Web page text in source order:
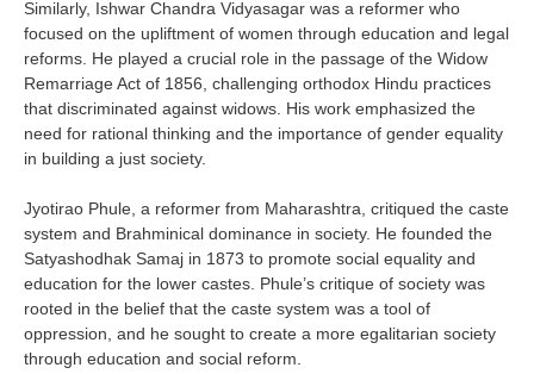
Similarly, Ishwar Chandra Vidyasagar was a reformer who
focused on the upliftment of women through education and legal
reforms. He played a crucial role in the passage of the Widow
Remarriage Act of 1856, challenging orthodox Hindu practices
that discriminated against widows. His work emphasized the
need for rational thinking and the importance of gender equality
in building a just society.
Jyotirao Phule, a reformer from Maharashtra, critiqued the caste
system and Brahminical dominance in society. He founded the
Satyashodhak Samaj in 1873 to promote social equality and
education for the lower castes. Phule’s critique of society was
rooted in the belief that the caste system was a tool of
oppression, and he sought to create a more egalitarian society
through education and social reform.